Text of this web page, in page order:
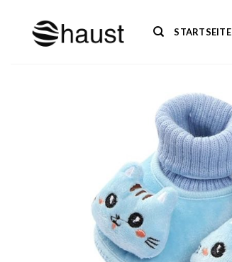
springen
STARTSEITE